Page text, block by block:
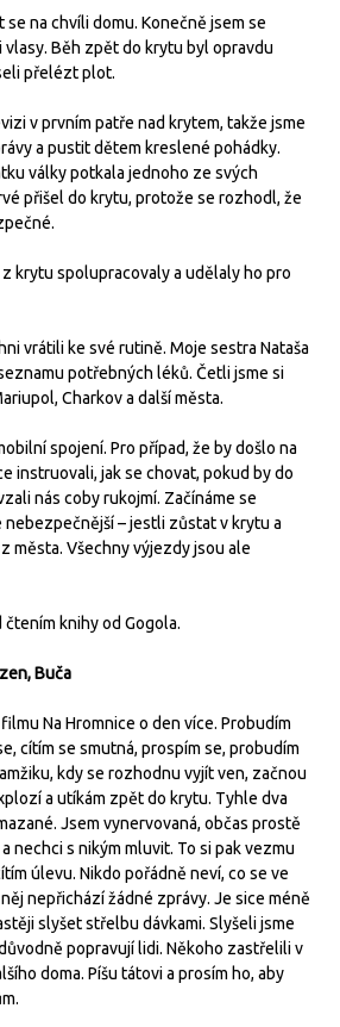
na chvíli domu. Konečně jsem se
vlasy. Běh zpět do krytu byl opravdu
přelézt plot.
v prvním patře nad krytem, takže jsme
a pustit dětem kreslené pohádky.
války potkala jednoho ze svých
přišel do krytu, protože se rozhodl, že
krytu spolupracovaly a udělaly ho pro
vrátili ke své rutině. Moje sestra Nataša
potřebných léků. Četli jsme si
Charkov a další města.
spojení. Pro případ, že by došlo na
instruovali, jak se chovat, pokud by do
nás coby rukojmí. Začínáme se
nebezpečnější – jestli zůstat v krytu a
města. Všechny výjezdy jsou ale
knihy od Gogola.
Buča
Na Hromnice o den více. Probudím
cítím se smutná, prospím se, probudím
kdy se rozhodnu vyjít ven, začnou
a utíkám zpět do krytu. Tyhle dva
Jsem vynervovaná, občas prostě
nechci s nikým mluvit. To si pak vezmu
úlevu. Nikdo pořádně neví, co se ve
nepřichází žádné zprávy. Je sice méně
slyšet střelbu dávkami. Slyšeli jsme
popravují lidi. Někoho zastřelili v
doma. Píšu tátovi a prosím ho, aby